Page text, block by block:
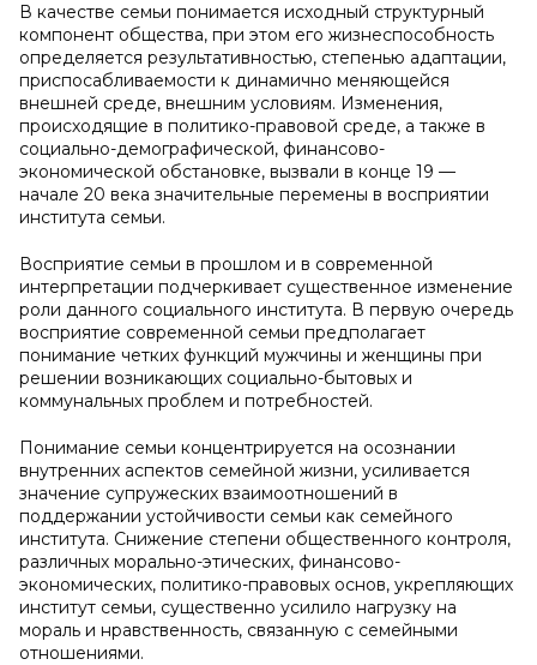
В качестве семьи понимается исходный структурный
компонент общества, при этом его жизнеспособность
определяется результативностью, степенью адаптации,
приспосабливаемости к динамично меняющейся
внешней среде, внешним условиям. Изменения,
происходящие в политико-правовой среде, а также в
социально-демографической, финансово-
экономической обстановке, вызвали в конце 19 —
начале 20 века значительные перемены в восприятии
института семьи.
Восприятие семьи в прошлом и в современной
интерпретации подчеркивает существенное изменение
роли данного социального института. В первую очередь
восприятие современной семьи предполагает
понимание четких функций мужчины и женщины при
решении возникающих социально-бытовых и
коммунальных проблем и потребностей.
Понимание семьи концентрируется на осознании
внутренних аспектов семейной жизни, усиливается
значение супружеских взаимоотношений в
поддержании устойчивости семьи как семейного
института. Снижение степени общественного контроля,
различных морально-этических, финансово-
экономических, политико-правовых основ, укрепляющих
институт семьи, существенно усилило нагрузку на
мораль и нравственность, связанную с семейными
отношениями.